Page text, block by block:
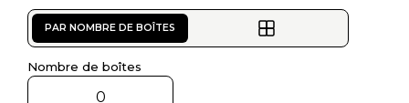
PAR NOMBRE DE BOÎTES
Nombre de boîtes